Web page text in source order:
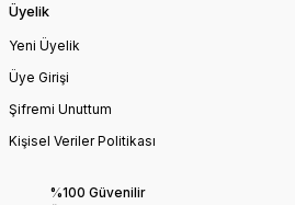
Üyelik
Yeni Üyelik
Üye Girişi
Şifremi Unuttum
Kişisel Veriler Politikası
%100 Güvenilir